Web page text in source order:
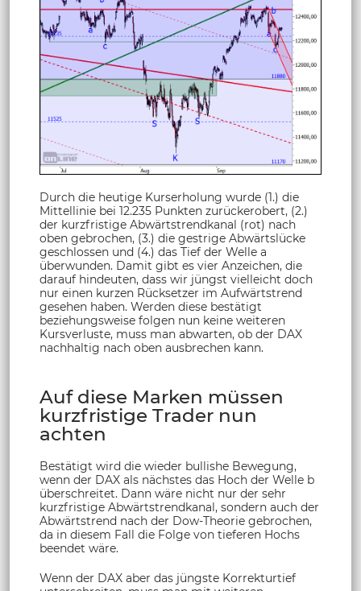
Durch die heutige Kurserholung wurde (1.) die
Mittellinie bei 12.235 Punkten zurückerobert, (2.)
der kurzfristige Abwärtstrendkanal (rot) nach
oben gebrochen, (3.) die gestrige Abwärtslücke
geschlossen und (4.) das Tief der Welle a
überwunden. Damit gibt es vier Anzeichen, die
darauf hindeuten, dass wir jüngst vielleicht doch
nur einen kurzen Rücksetzer im Aufwärtstrend
gesehen haben. Werden diese bestätigt
beziehungsweise folgen nun keine weiteren
Kursverluste, muss man abwarten, ob der DAX
nachhaltig nach oben ausbrechen kann.
Auf diese Marken müssen
kurzfristige Trader nun
achten
Bestätigt wird die wieder bullishe Bewegung,
wenn der DAX als nächstes das Hoch der Welle b
überschreitet. Dann wäre nicht nur der sehr
kurzfristige Abwärtstrendkanal, sondern auch der
Abwärtstrend nach der Dow-Theorie gebrochen,
da in diesem Fall die Folge von tieferen Hochs
beendet wäre.
Wenn der DAX aber das jüngste Korrekturtief